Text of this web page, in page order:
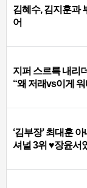
김혜수, 김지훈과
어
지퍼 스르륵 내리
“왜 저래vs이게
‘김부장’ 최대훈
셔널 3위 ♥장윤서